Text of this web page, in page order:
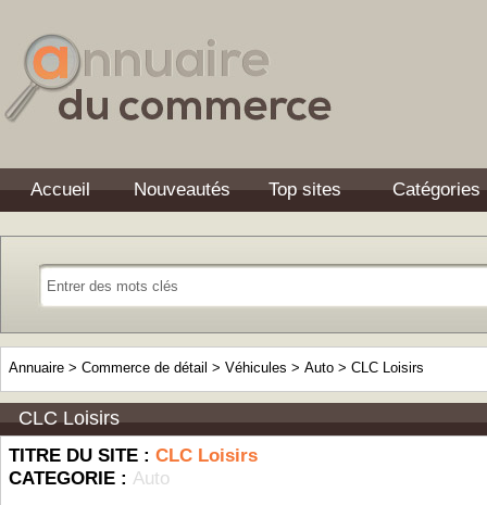
Accueil Nouveautés Top sites Catégories
Annuaire > Commerce de détail > Véhicules > Auto > CLC Loisirs
CLC Loisirs
TITRE DU SITE : CLC Loisirs
CATEGORIE : Auto